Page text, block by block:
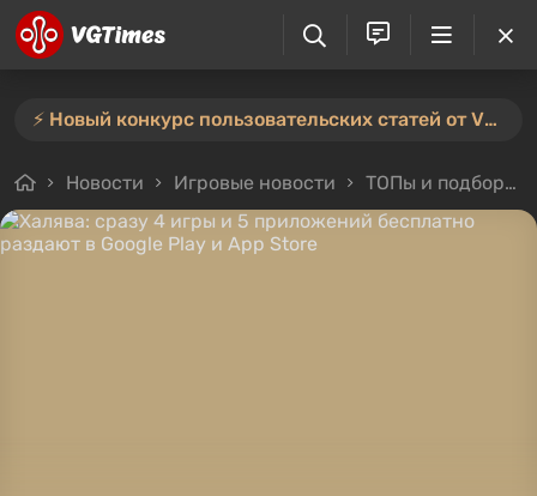
⚡️ Новый конкурс пользовательских статей от VGTimes — участвуйте тут ⚡️
Новости Игровые новости ТОПы и подборки